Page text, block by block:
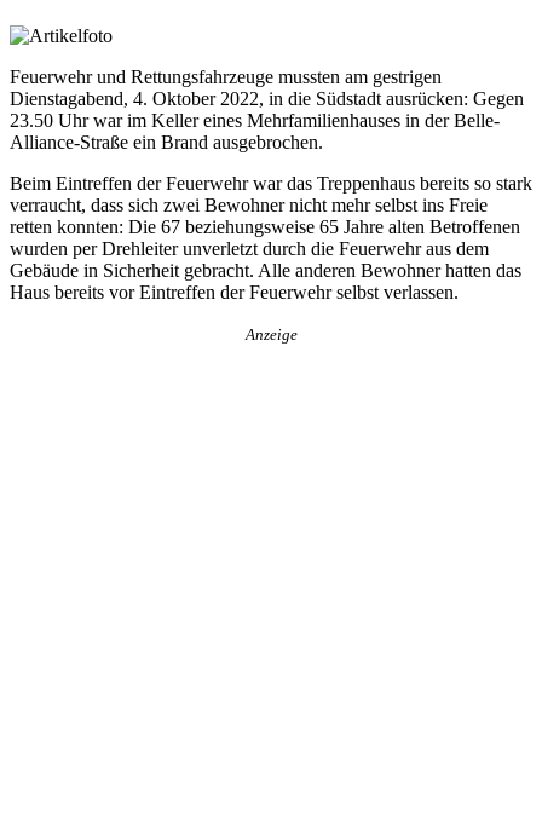
Feuerwehr und Rettungsfahrzeuge mussten am gestrigen
Dienstagabend, 4. Oktober 2022, in die Südstadt ausrücken: Gegen
23.50 Uhr war im Keller eines Mehrfamilienhauses in der Belle-
Alliance-Straße ein Brand ausgebrochen.
Beim Eintreffen der Feuerwehr war das Treppenhaus bereits so stark
verraucht, dass sich zwei Bewohner nicht mehr selbst ins Freie
retten konnten: Die 67 beziehungsweise 65 Jahre alten Betroffenen
wurden per Drehleiter unverletzt durch die Feuerwehr aus dem
Gebäude in Sicherheit gebracht. Alle anderen Bewohner hatten das
Haus bereits vor Eintreffen der Feuerwehr selbst verlassen.
Anzeige